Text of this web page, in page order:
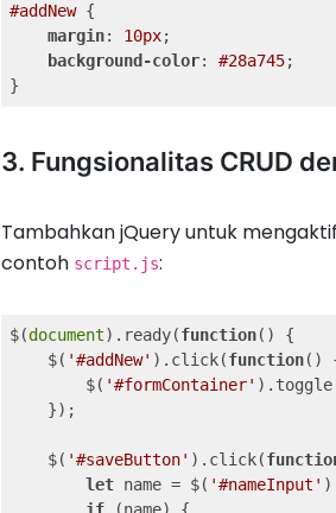
#addNew {
margin: 10px;
background-color: #28a745;
3. Fungsionalitas CRUD
Tambahkan jQuery untuk
contoh script.js:
$(document).ready(function( ) {
$( '#addNew' ).click(function( )
$( '#formContainer'
});
$( '#saveButton' ).click(
let name = $( '#nameInput'